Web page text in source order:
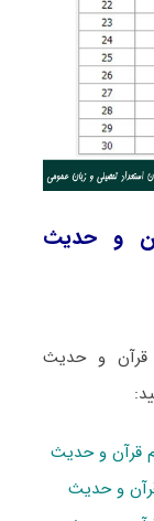
و حدیث
قرآن و حدیث